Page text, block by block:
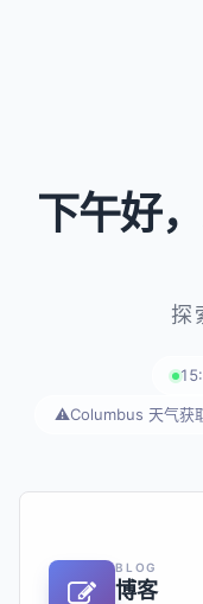
下午好
探
⚠️Columbus 天气获
BLOG
博客